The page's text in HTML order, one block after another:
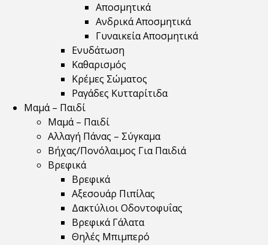
Αποσμητικά
Ανδρικά Αποσμητικά
Γυναικεία Αποσμητικά
Ενυδάτωση
Καθαρισμός
Κρέμες Σώματος
Ραγάδες Κυτταρίτιδα
Μαμά – Παιδί
Μαμά – Παιδί
Αλλαγή Πάνας – Σύγκαμα
Βήχας/Πονόλαιμος Για Παιδιά
Βρεφικά
Βρεφικά
Αξεσουάρ Πιπίλας
Δακτύλιοι Οδοντοφυΐας
Βρεφικά Γάλατα
Θηλές Μπιμπερό